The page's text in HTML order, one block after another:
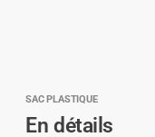
SAC PLASTIQUE
En détails